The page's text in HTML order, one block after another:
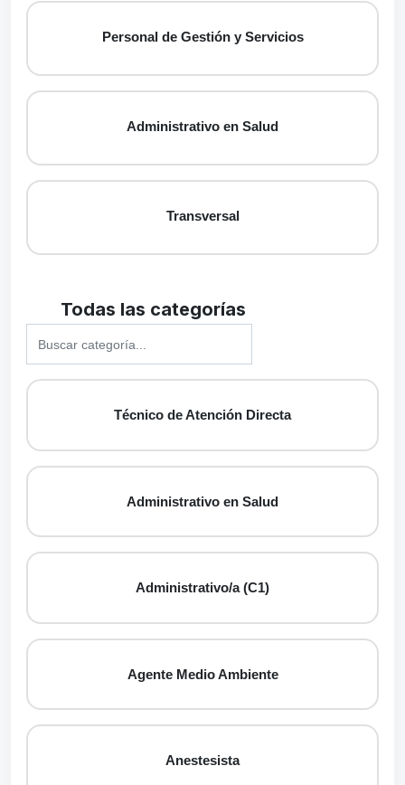
Personal de Gestión y Servicios
Administrativo en Salud
Transversal
Todas las categorías
Técnico de Atención Directa
Administrativo en Salud
Administrativo/a (C1)
Agente Medio Ambiente
Anestesista